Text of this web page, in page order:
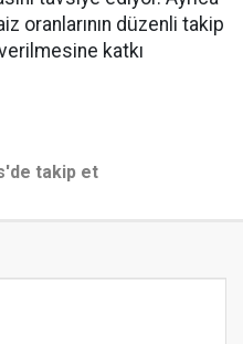
oranlarının düzenli takip
katkı
takip et